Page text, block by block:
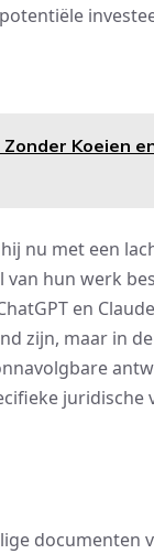
Koeien
nu met een
hun werk
en
zijn, maar in
juridische
documenten